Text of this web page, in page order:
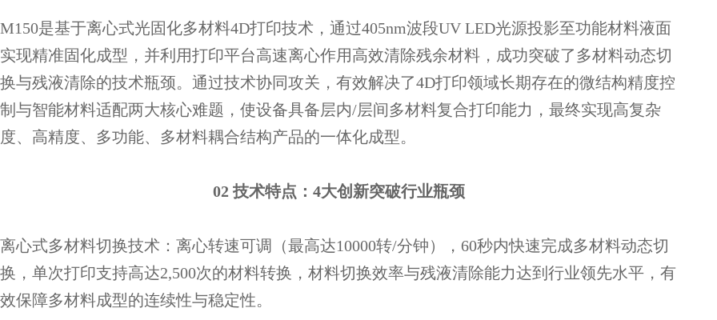
M150是基于离心式光固化多材料4D打印技术，通过405nm波段UV LED光源投影至功能材料液面
实现精准固化成型，并利用打印平台高速离心作用高效清除残余材料，成功突破了多材料动态切
换与残液清除的技术瓶颈。通过技术协同攻关，有效解决了4D打印领域长期存在的微结构精度控
制与智能材料适配两大核心难题，使设备具备层内/层间多材料复合打印能力，最终实现高复杂
度、高精度、多功能、多材料耦合结构产品的一体化成型。
02 技术特点：4大创新突破行业瓶颈
离心式多材料切换技术：离心转速可调（最高达10000转/分钟），60秒内快速完成多材料动态切
换，单次打印支持高达2,500次的材料转换，材料切换效率与残液清除能力达到行业领先水平，有
效保障多材料成型的连续性与稳定性。